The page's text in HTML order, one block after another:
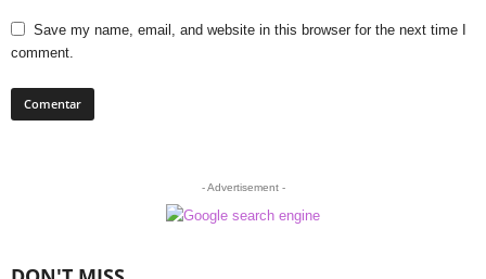
Save my name, email, and website in this browser for the next time I
comment.
- Advertisement -